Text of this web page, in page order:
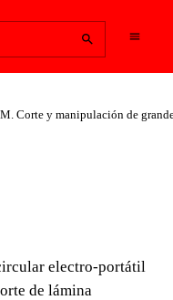
Corte y manipulación de
125
electro-portátil
de lámina